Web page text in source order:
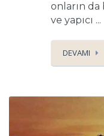
onların
ve yapıcı ...
DEVAMI